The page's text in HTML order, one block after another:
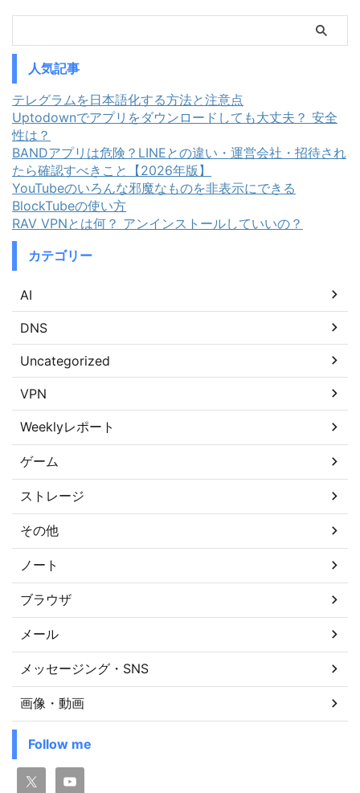
人気記事
テレグラムを日本語化する方法と注意点
Uptodownでアプリをダウンロードしても大丈夫？ 安全
性は？
BANDアプリは危険？LINEとの違い・運営会社・招待され
たら確認すべきこと【2026年版】
YouTubeのいろんな邪魔なものを非表示にできる
BlockTubeの使い方
RAV VPNとは何？ アンインストールしていいの？
カテゴリー
AI
DNS
Uncategorized
VPN
Weeklyレポート
ゲーム
ストレージ
その他
ノート
ブラウザ
メール
メッセージング・SNS
画像・動画
Follow me